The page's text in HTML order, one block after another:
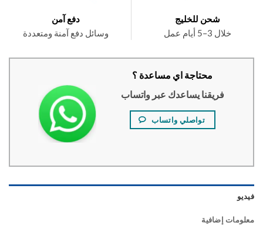
شحن للخليج
دفع آمن
وسائل دفع آمنة ومتعددة
محتاجة اي مساعدة ؟
فريقنا يساعدك عبر واتساب
تواصلي واتساب
إضافية